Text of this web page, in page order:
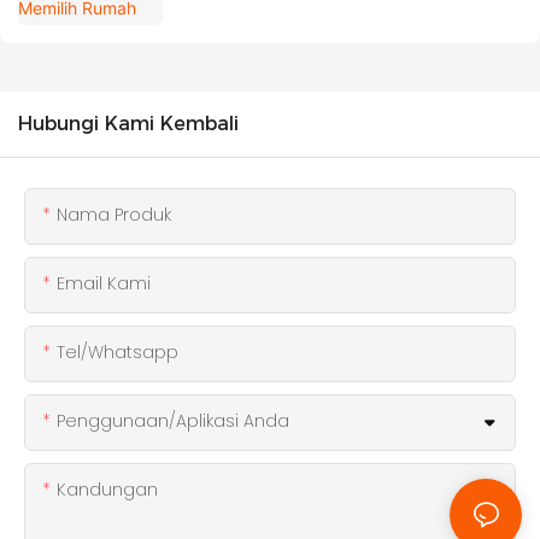
Hubungi Kami Kembali
Nama Produk
Email Kami
Tel/whatsapp
Penggunaan/Aplikasi Anda
Kandungan